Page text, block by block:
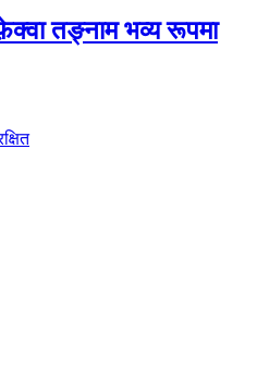
तङ्नाम भव्य रूपमा